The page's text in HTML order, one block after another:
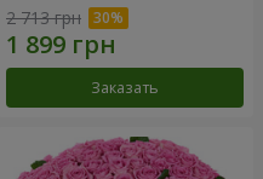
2 713 грн
Заказать